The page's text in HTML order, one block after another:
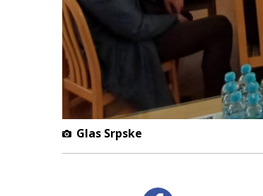
Glas Srpske